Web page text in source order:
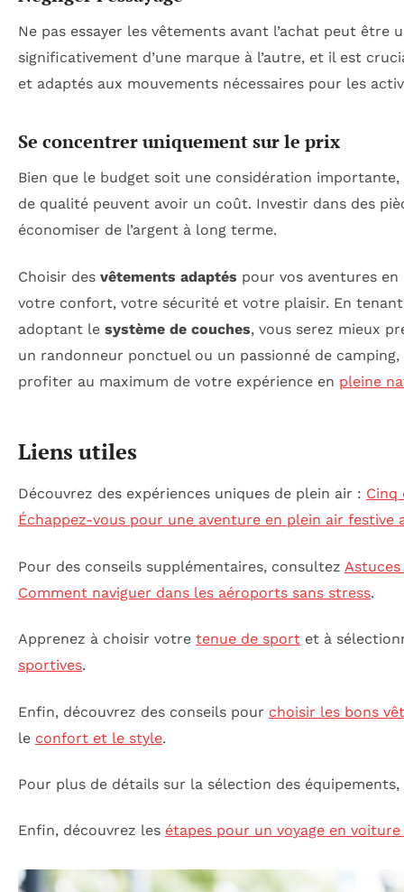
Ne pas essayer les vêtements avant l’achat peut être
significativement d’une marque à l’autre, et il est
et adaptés aux mouvements nécessaires pour les
Se concentrer uniquement sur le prix
Bien que le budget soit une considération
de qualité peuvent avoir un coût. Investir dans des
économiser de l’argent à long terme.
Choisir des vêtements adaptés pour vos aventures
votre confort, votre sécurité et votre plaisir. En
adoptant le système de couches, vous serez mieux
un randonneur ponctuel ou un passionné de
profiter au maximum de votre expérience en pleine
Liens utiles
Découvrez des expériences uniques de plein air : Cinq
Échappez-vous pour une aventure en plein air festive
Pour des conseils supplémentaires, consultez
Comment naviguer dans les aéroports sans stress.
Apprenez à choisir votre tenue de sport et à
sportives.
Enfin, découvrez des conseils pour choisir les bons
le confort et le style.
Pour plus de détails sur la sélection des
Enfin, découvrez les étapes pour un voyage en voiture